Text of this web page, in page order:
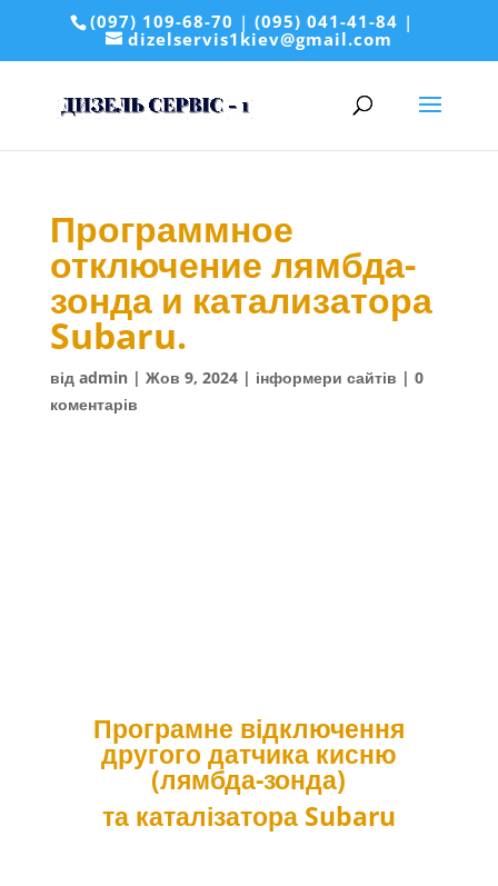
(097) 109-68-70 | (095) 041-41-84 |
dizelservis1kiev@gmail.com
Программное
отключение лямбда-
зонда и катализатора
Subaru.
від admin| Жов 9, 2024| інформери сайтів | 0
коментарів
Програмне відключення
другого датчика кисню
(лямбда-зонда)
та каталізатора Subaru